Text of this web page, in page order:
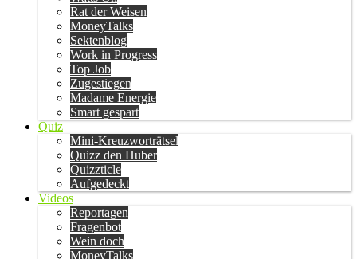
Rat der Weisen
MoneyTalks
Sektenblog
Work in Progress
Top Job
Zugestiegen
Madame Energie
Smart gespart
Quiz
Mini-Kreuzworträtsel
Quizz den Huber
Quizzticle
Aufgedeckt
Videos
Reportagen
Fragenbot
Wein doch
MoneyTalks